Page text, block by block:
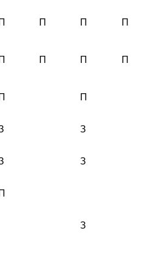
П П П П
П П П П
П П
З
З
П
З